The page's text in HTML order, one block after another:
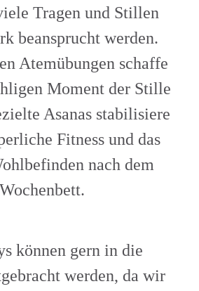
Tragen und Stillen
beansprucht werden.
Atemübungen schaffe
Moment der Stille
Asanas stabilisiere
Fitness und das
nach dem
Wochenbett.
können gern in die
werden, da wir